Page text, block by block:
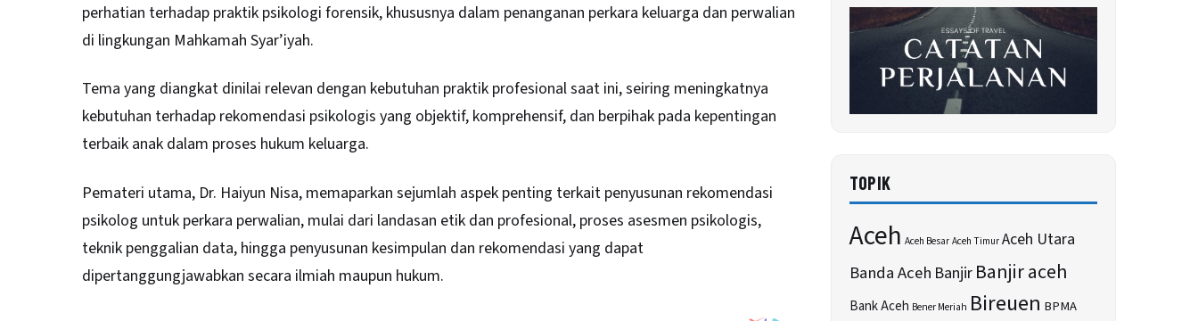
perhatian terhadap praktik psikologi forensik, khususnya dalam penanganan perkara keluarga dan perwalian
di lingkungan Mahkamah Syar’iyah.
Tema yang diangkat dinilai relevan dengan kebutuhan praktik profesional saat ini, seiring meningkatnya
kebutuhan terhadap rekomendasi psikologis yang objektif, komprehensif, dan berpihak pada kepentingan
terbaik anak dalam proses hukum keluarga.
Pemateri utama, Dr. Haiyun Nisa, memaparkan sejumlah aspek penting terkait penyusunan rekomendasi
psikolog untuk perkara perwalian, mulai dari landasan etik dan profesional, proses asesmen psikologis,
teknik penggalian data, hingga penyusunan kesimpulan dan rekomendasi yang dapat
dipertanggungjawabkan secara ilmiah maupun hukum.
TOPIK
Aceh Aceh BesarAceh TimurAceh Utara
Banda Aceh BanjirBanjir aceh
Bank Aceh Bener Meriah Bireuen BPMA